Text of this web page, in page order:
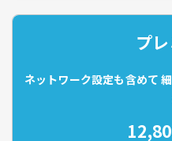
プ
ネットワーク設定も含めて